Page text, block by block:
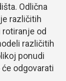
Odlična
različitih
rotiranje od
različitih
ponudi
odgovarati